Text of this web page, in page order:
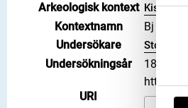
Arkeologisk kontext Kistgrav,
Kontextnamn
Bj 715
Undersökare
Stolpe,
Undersökningsår 1879
URI
https://